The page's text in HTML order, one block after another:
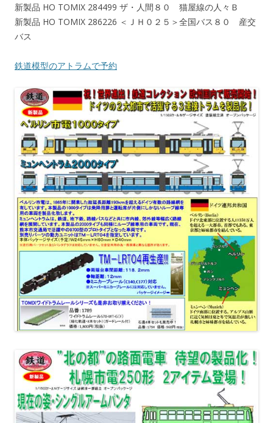
新製品 HO TOMIX 284499 ザ・人間８０ 猫屋線の人々Ｂ
新製品 HO TOMIX 286226 ＜ＪＨ０２５＞全国バス８０ 産交
バス
鉄道模型のアトラムで予約